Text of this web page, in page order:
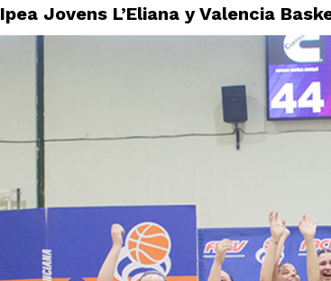
Ipea Jovens L’Eliana y Valencia